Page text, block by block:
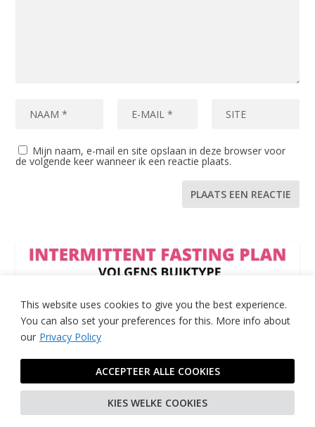
This website uses cookies to give you the best experience.
You can also set your preferences for this. More info about
our Privacy Policy
KIES WELKE COOKIES
ACCEPTEER ALLE COOKIES
Mijn naam, e-mail en site opslaan in deze browser voor
de volgende keer wanneer ik een reactie plaats.